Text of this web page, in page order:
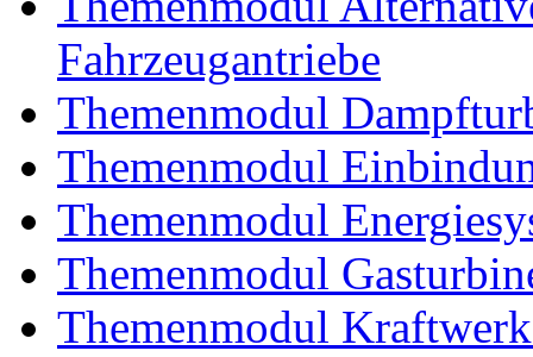
Fahrzeugantriebe
Themenmodul
Themenmodul
Themenmodul
Themenmodul
Themenmodul